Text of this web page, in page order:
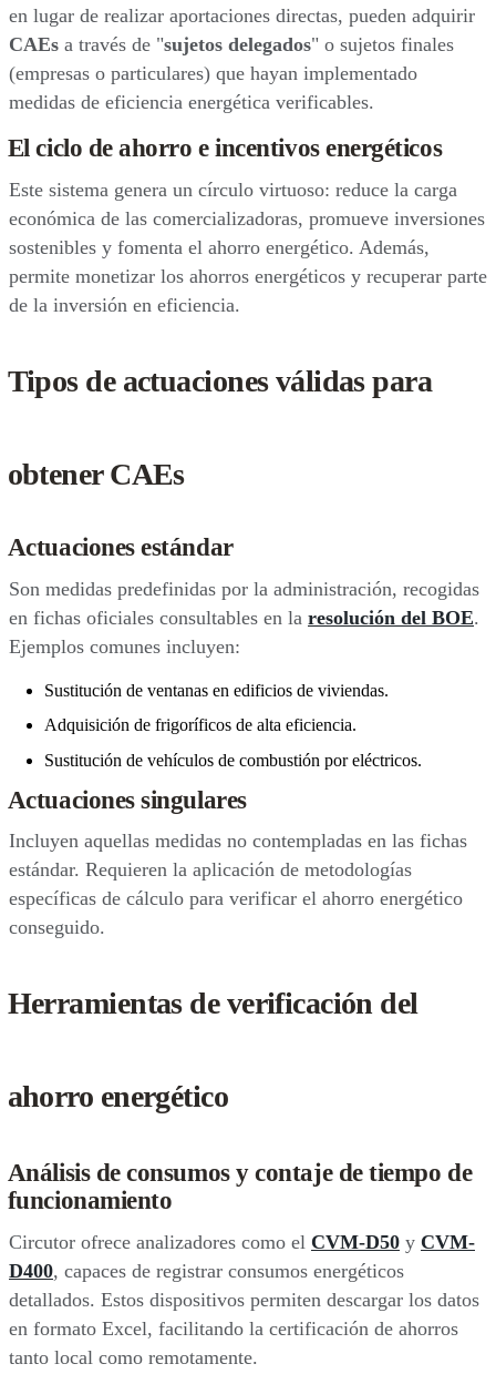
en lugar de realizar aportaciones directas, pueden adquirir
CAEs a través de "sujetos delegados" o sujetos finales
(empresas o particulares) que hayan implementado
medidas de eficiencia energética verificables.
El ciclo de ahorro e incentivos energéticos
Este sistema genera un círculo virtuoso: reduce la carga
económica de las comercializadoras, promueve inversiones
sostenibles y fomenta el ahorro energético. Además,
permite monetizar los ahorros energéticos y recuperar parte
de la inversión en eficiencia.
Tipos de actuaciones válidas para
obtener CAEs
Actuaciones estándar
Son medidas predefinidas por la administración, recogidas
en fichas oficiales consultables en la resolución del BOE.
Ejemplos comunes incluyen:
Sustitución de ventanas en edificios de viviendas.
Adquisición de frigoríficos de alta eficiencia.
Sustitución de vehículos de combustión por eléctricos.
Actuaciones singulares
Incluyen aquellas medidas no contempladas en las fichas
estándar. Requieren la aplicación de metodologías
específicas de cálculo para verificar el ahorro energético
conseguido.
Herramientas de verificación del
ahorro energético
Análisis de consumos y contaje de tiempo de
funcionamiento
Circutor ofrece analizadores como el CVM-D50 y CVM-
D400, capaces de registrar consumos energéticos
detallados. Estos dispositivos permiten descargar los datos
en formato Excel, facilitando la certificación de ahorros
tanto local como remotamente.